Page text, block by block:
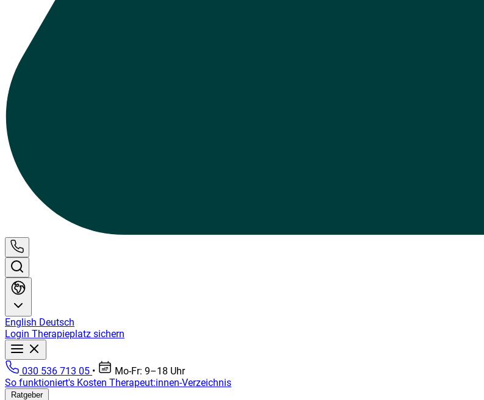
English Deutsch
Login Therapieplatz sichern
030 536 713 05 •
Mo-Fr: 9–18 Uhr
So funktioniert's Kosten Therapeut:innen-Verzeichnis
Ratgeber